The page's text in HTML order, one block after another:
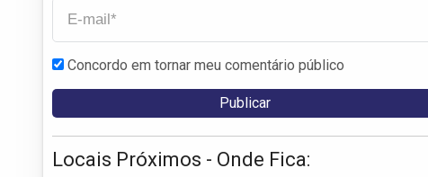
Concordo em tornar meu comentário público
Locais Próximos - Onde Fica: